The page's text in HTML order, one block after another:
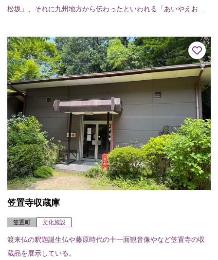
松坂」、それに九州地方から伝わったといわれる「あいやえおど
宮津でピンと出した...
笠置寺収蔵庫
笠置町 文化施設
渡来仏の釈迦誕生仏や藤原時代の十一面観音像やなど笠置寺の収
蔵品を展示している。